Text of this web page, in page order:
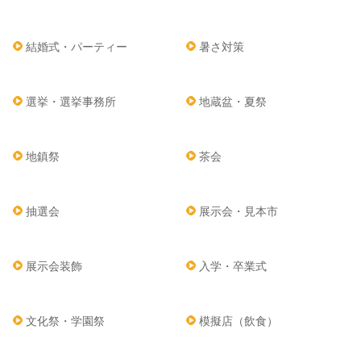
結婚式・パーティー 暑さ対策
選挙・選挙事務所 地蔵盆・夏祭
地鎮祭 茶会
抽選会 展示会・見本市
展示会装飾 入学・卒業式
文化祭・学園祭 模擬店（飲食）